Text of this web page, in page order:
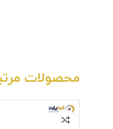
محصولات